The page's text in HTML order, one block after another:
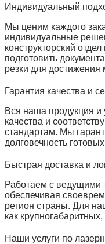
Индивидуальный
Мы ценим каждого
индивидуальные
конструкторский
подготовить
резки для
Гарантия качества и
Вся наша продукция и
качества и
стандартам. Мы
долговечность
Быстрая доставка и
Работаем с ведущими
обеспечивая
регион страны. Для
как
Наши услуги по